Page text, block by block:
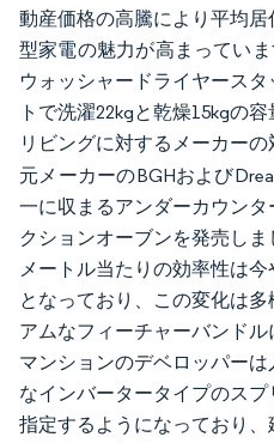
動産価格の高騰により平均
型家電の魅力が高まってい
ウォッシャードライヤース
トで洗濯22kgと乾燥15kgの
リビングに対するメーカー
元メーカーのBGHおよび
一に収まるアンダーカウン
クションオーブンを発売し
メートル当たりの効率性は
となっており、この変化は
アムなフィーチャーバンド
マンションのデベロッパー
なインバータータイプのス
指定するようになっており